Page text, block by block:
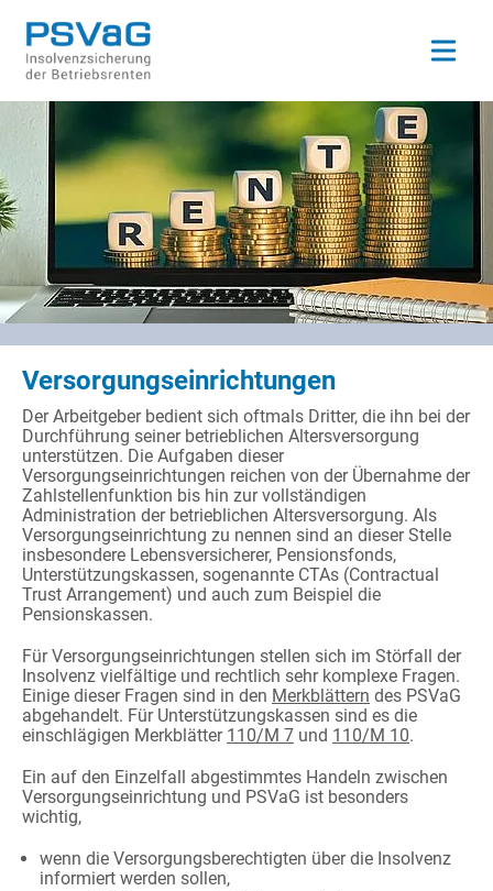
Open
Versorgungseinrichtungen
Der Arbeitgeber bedient sich oftmals Dritter, die ihn bei der
Durchführung seiner betrieblichen Altersversorgung
unterstützen. Die Aufgaben dieser
Versorgungseinrichtungen reichen von der Übernahme der
Zahlstellenfunktion bis hin zur vollständigen
Administration der betrieblichen Altersversorgung. Als
Versorgungseinrichtung zu nennen sind an dieser Stelle
insbesondere Lebensversicherer, Pensionsfonds,
Unterstützungskassen, sogenannte CTAs (Contractual
Trust Arrangement) und auch zum Beispiel die
Pensionskassen.
Für Versorgungseinrichtungen stellen sich im Störfall der
Insolvenz vielfältige und rechtlich sehr komplexe Fragen.
Einige dieser Fragen sind in den Merkblättern des PSVaG
abgehandelt. Für Unterstützungskassen sind es die
einschlägigen Merkblätter 110/M 7 und 110/M 10.
Ein auf den Einzelfall abgestimmtes Handeln zwischen
Versorgungseinrichtung und PSVaG ist besonders
wichtig,
wenn die Versorgungsberechtigten über die Insolvenz
informiert werden sollen,